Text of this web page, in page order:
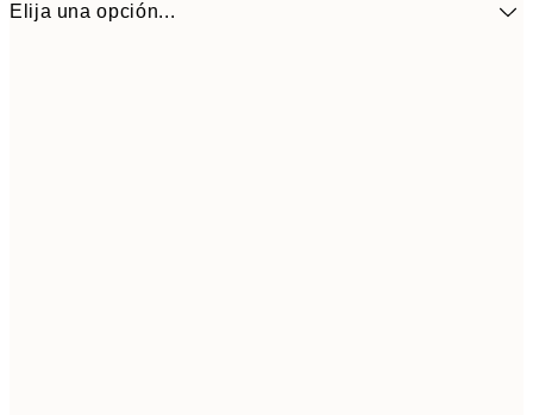
Elija una opción...